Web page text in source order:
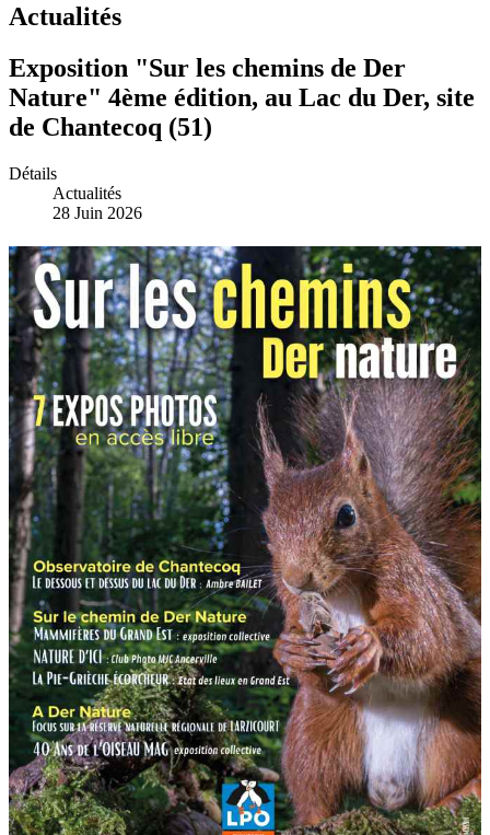
Actualités
Exposition "Sur les chemins de Der
Nature" 4ème édition, au Lac du Der, site
de Chantecoq (51)
Détails
Actualités
28 Juin 2026